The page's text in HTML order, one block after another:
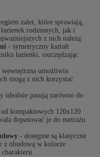
zalet, które sprawiają,
rodzinnych, jak i
z nich należą:
- symetryczny kształt
łazienki, oszczędzając
umożliwia
mogą z nich korzystać
idealnie pasują zarówno do
kompaktowych 120x120
dopasować je do metrażu
- dostępne są klasyczne
z obudową w kolorze